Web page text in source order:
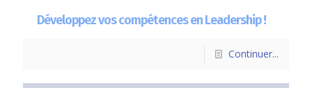
Développez vos compétences en Leadership !
Continuer...